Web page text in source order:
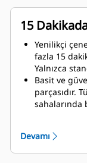
entegredir.
tarafından
15
Yenilikçi
fazla 15
Yalnızca
Basit ve
parçasıdır.
sahalarında
Devamı